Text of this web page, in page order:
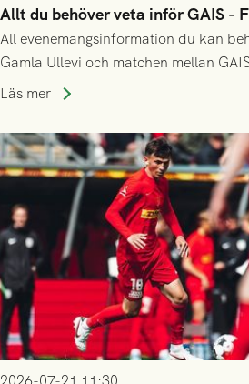
Allt du behöver veta inför GAIS -
All evenemangsinformation du kan
Gamla Ullevi och matchen mellan
kvalet till Conference League!
Läs mer